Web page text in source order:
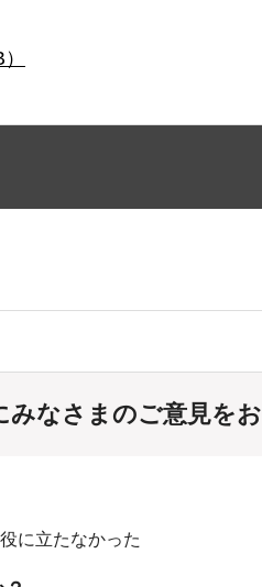
なさまのご意見を
に立たなかった